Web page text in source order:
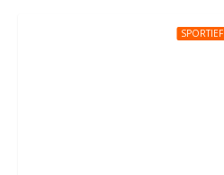
SPORTIEF